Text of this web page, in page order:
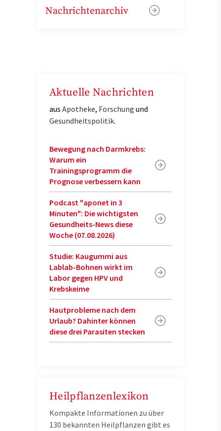
Nachrichtenarchiv
Aktuelle Nachrichten
aus Apotheke, Forschung und
Gesundheitspolitik.
Bewegung nach Darmkrebs:
Warum ein
Trainingsprogramm die
Prognose verbessern kann
Podcast "aponet in 3
Minuten": Die wichtigsten
Gesundheits-News diese
Woche (07.08.2026)
Studie: Kaugummi aus
Lablab-Bohnen wirkt im
Labor gegen HPV und
Krebskeime
Hautprobleme nach dem
Urlaub? Dahinter können
diese drei Parasiten stecken
Heilpflanzenlexikon
Kompakte Informationen zu über
130 bekannten Heilpflanzen gibt es